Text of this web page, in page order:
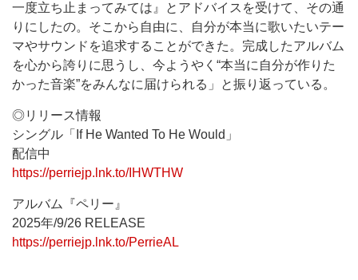
一度立ち止まってみては』とアドバイスを受けて、その通
りにしたの。そこから自由に、自分が本当に歌いたいテー
マやサウンドを追求することができた。完成したアルバム
を心から誇りに思うし、今ようやく“本当に自分が作りた
かった音楽”をみんなに届けられる」と振り返っている。
◎リリース情報
シングル「If He Wanted To He Would」
配信中
https://perriejp.lnk.to/IHWTHW
アルバム『ペリー』
2025年/9/26 RELEASE
https://perriejp.lnk.to/PerrieAL